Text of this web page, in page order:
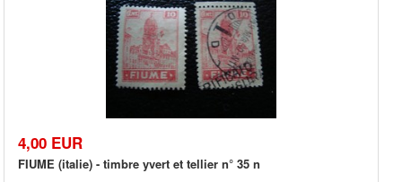
4,00 EUR
FIUME (italie) - timbre yvert et tellier n° 35 n